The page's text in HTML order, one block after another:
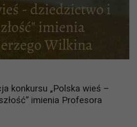
konkursu „Polska wieś –
imienia Profesora